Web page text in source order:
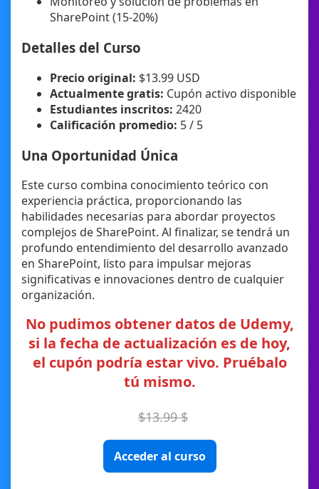
SharePoint (15-20%)
Detalles del Curso
Precio original: $13.99 USD
Actualmente gratis: Cupón activo disponible
Estudiantes inscritos: 2420
Calificación promedio: 5 / 5
Una Oportunidad Única
Este curso combina conocimiento teórico con
experiencia práctica, proporcionando las
habilidades necesarias para abordar proyectos
complejos de SharePoint. Al finalizar, se tendrá un
profundo entendimiento del desarrollo avanzado
en SharePoint, listo para impulsar mejoras
significativas e innovaciones dentro de cualquier
organización.
No pudimos obtener datos de Udemy,
si la fecha de actualización es de hoy,
el cupón podría estar vivo. Pruébalo
tú mismo.
$13.99 $
Acceder al curso